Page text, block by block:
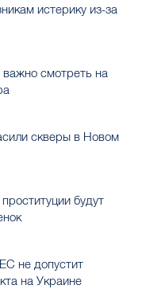
истерику из-за
смотреть на
скверы в Новом
будут
не допустит
на Украине